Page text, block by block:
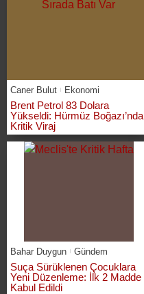
Caner Bulut Ekonomi
Brent Petrol 83 Dolara
Yükseldi: Hürmüz Boğazı’nda
Kritik Viraj
Bahar Duygun Gündem
Suça Sürüklenen Çocuklara
Yeni Düzenleme: İlk 2 Madde
Kabul Edildi